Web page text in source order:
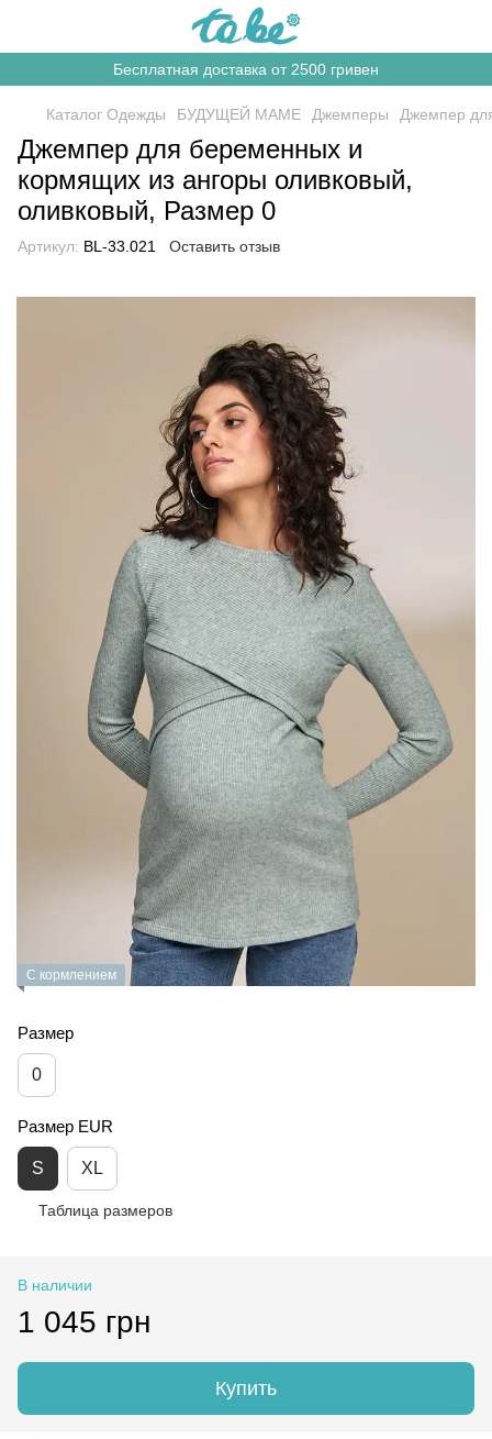
Бесплатная доставка от 2500 гривен
Каталог Одежды БУДУЩЕЙ МАМЕ Джемперы Джемпер
Джемпер для беременных и
кормящих из ангоры оливковый,
оливковый, Размер 0
Артикул: BL-33.021 Оставить отзыв
С кормлением
Размер
0
Размер EUR
S XL
Таблица размеров
В наличии
1 045 грн
Купить